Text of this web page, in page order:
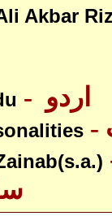
Akbar